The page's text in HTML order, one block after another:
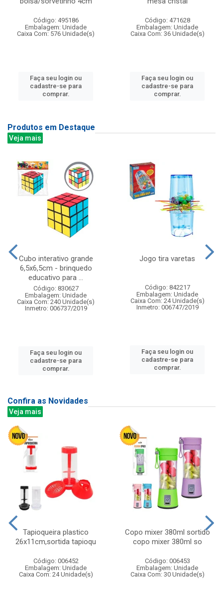
Código: 495186
Embalagem: Unidade
Caixa Com: 576 Unidade(s)
Faça seu login ou
cadastre-se para
comprar.
Código: 471628
Embalagem: Unidade
Caixa Com: 36 Unidade(s)
Faça seu login ou
cadastre-se para
comprar.
Produtos em Destaque
Veja mais
Cubo interativo grande
6,5x6,5cm - brinquedo
educativo para ...
Código: 830627
Embalagem: Unidade
Caixa Com: 240 Unidade(s)
Inmetro: 006737/2019
Faça seu login ou
cadastre-se para
comprar.
Jogo tira varetas
Código: 842217
Embalagem: Unidade
Caixa Com: 24 Unidade(s)
Inmetro: 006747/2019
Faça seu login ou
cadastre-se para
comprar.
Confira as Novidades
Veja mais
Tapioqueira plastico
26x11cm,sortida tapioqu
Código: 006452
Embalagem: Unidade
Caixa Com: 24 Unidade(s)
Copo mixer 380ml sortido
copo mixer 380ml so
Código: 006453
Embalagem: Unidade
Caixa Com: 30 Unidade(s)